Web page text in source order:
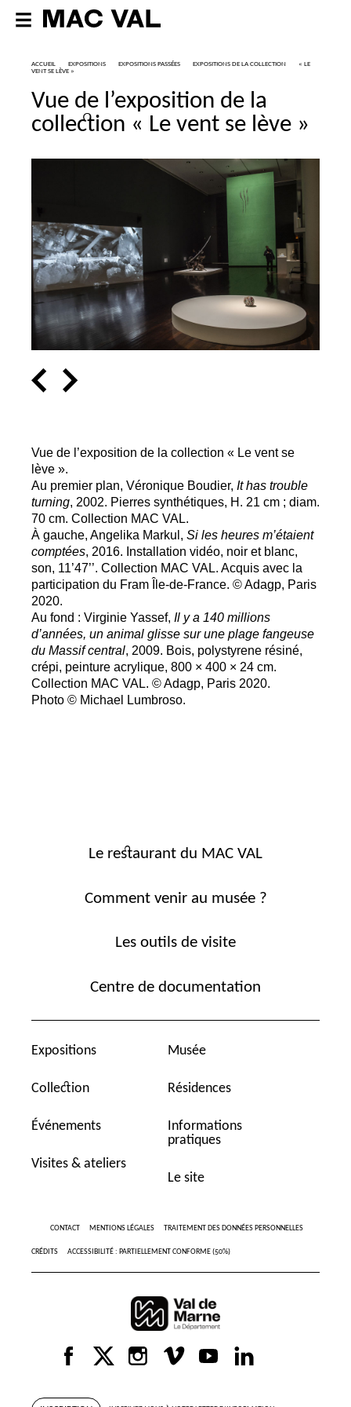
ACCUEIL EXPOSITIONS EXPOSITIONS PASSÉES EXPOSITIONS DE LA COLLECTION « LE
VENT SE LÈVE »
Vue de l’exposition de la
collection « Le vent se lève »
Vue de l’exposition de la collection « Le vent se
lève ».
Au premier plan, Véronique Boudier, It has trouble
turning, 2002. Pierres synthétiques, H. 21 cm ; diam.
70 cm. Collection MAC VAL.
À gauche, Angelika Markul, Si les heures m’étaient
comptées, 2016. Installation vidéo, noir et blanc,
son, 11’47’’. Collection MAC VAL. Acquis avec la
participation du Fram Île-de-France. © Adagp, Paris
2020.
Au fond : Virginie Yassef, Il y a 140 millions
d’années, un animal glisse sur une plage fangeuse
du Massif central, 2009. Bois, polystyrene résiné,
crépi, peinture acrylique, 800 × 400 × 24 cm.
Collection MAC VAL. © Adagp, Paris 2020.
Photo © Michael Lumbroso.
Le restaurant du MAC VAL
Comment venir au musée ?
Les outils de visite
Centre de documentation
Expositions
Collection
Événements
Visites & ateliers
Musée
Résidences
Informations
pratiques
Le site
CONTACT MENTIONS LÉGALES TRAITEMENT DES DONNÉES PERSONNELLES
CRÉDITS ACCESSIBILITÉ : PARTIELLEMENT CONFORME (50%)